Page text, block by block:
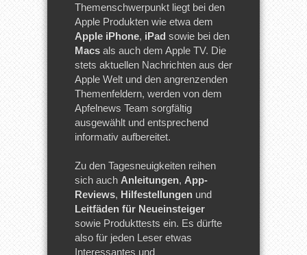
Themenschwerpunkt liegt bei den
Apple Produkten wie etwa dem
Apple iPhone, iPad sowie bei den
Macs als auch dem Apple TV. Die
stets aktuellen Nachrichten aus der
Apple Welt und den angrenzenden
Themenfeldern, werden von dem
Apfelnews Team sorgfältig
ausgewählt und entsprechend
informativ aufbereitet.
Zu den Tagesneuigkeiten reihen
sich auch Anleitungen, App-
Reviews, Hilfestellungen und
Leitfäden für Neueinsteiger
sowie Produkttests ein. Es dürfte
also für jeden Leser etwas
Interessantes und